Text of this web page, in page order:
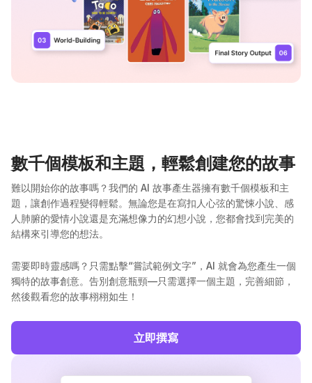
數千個模板和主題，輕鬆創建您的故事
難以開始你的故事嗎？我們的 AI 故事產生器擁有數千個模板和主
題，讓創作過程變得輕鬆。無論您是在寫扣人心弦的驚悚小說、感
人肺腑的愛情小說還是充滿想像力的幻想小說，您都會找到完美的
結構來引導您的想法。
需要即時靈感嗎？只需點擊“嘗試範例文字”，AI 就會為您產生一個
獨特的故事創意。告別創意瓶頸—只需選擇一個主題，完善細節，
然後觀看您的故事栩栩如生！
立即撰寫